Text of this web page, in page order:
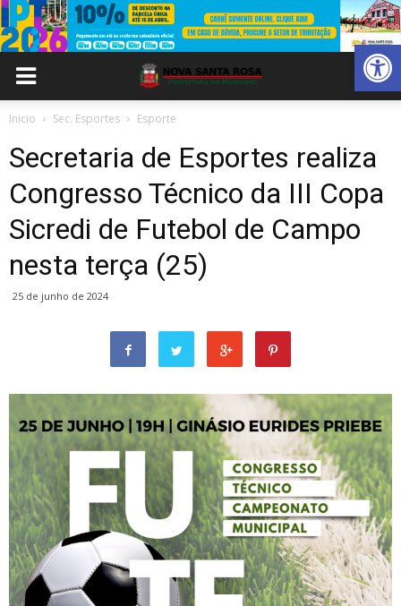
Abrir
Inicio Sec. Esportes Esporte
Secretaria de Esportes realiza
Congresso Técnico da III Copa
Sicredi de Futebol de Campo
nesta terça (25)
25 de junho de 2024